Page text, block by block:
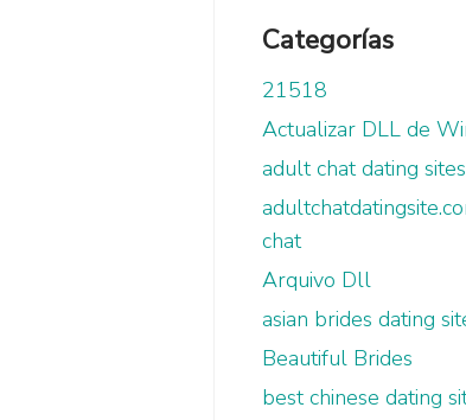
Categorías
21518
Actualizar DLL de
adult chat dating sites
chat
Arquivo Dll
asian brides dating
Beautiful Brides
best chinese dating